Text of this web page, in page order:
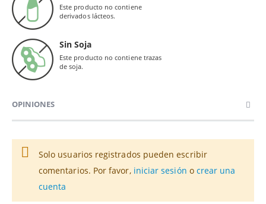
Este producto no contiene
derivados lácteos.
Sin Soja
Este producto no contiene trazas
de soja.
OPINIONES
Solo usuarios registrados pueden escribir
comentarios. Por favor, iniciar sesión o crear una
cuenta